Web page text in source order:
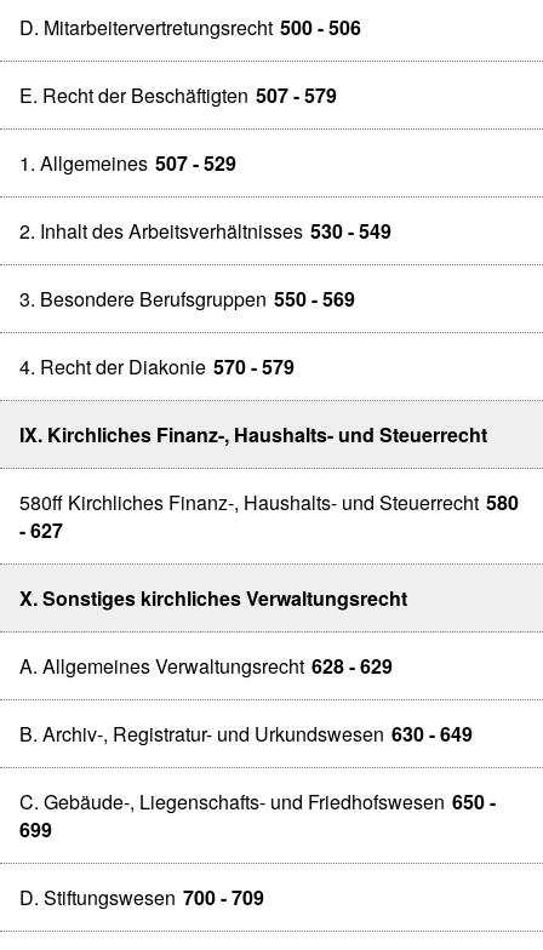
D. Mitarbeitervertretungsrecht 500 - 506
E. Recht der Beschäftigten 507 - 579
1. Allgemeines 507 - 529
2. Inhalt des Arbeitsverhältnisses 530 - 549
3. Besondere Berufsgruppen 550 - 569
4. Recht der Diakonie 570 - 579
IX. Kirchliches Finanz-, Haushalts- und Steuerrecht
580ff Kirchliches Finanz-, Haushalts- und Steuerrecht 580
- 627
X. Sonstiges kirchliches Verwaltungsrecht
A. Allgemeines Verwaltungsrecht 628 - 629
B. Archiv-, Registratur- und Urkundswesen 630 - 649
C. Gebäude-, Liegenschafts- und Friedhofswesen 650 -
699
D. Stiftungswesen 700 - 709